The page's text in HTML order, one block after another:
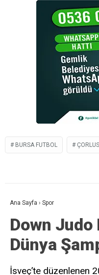
BURSA FUTBOL
Ana Sayfa › Spor
Down Judo
Dünya
İsveç’te düzenlenen